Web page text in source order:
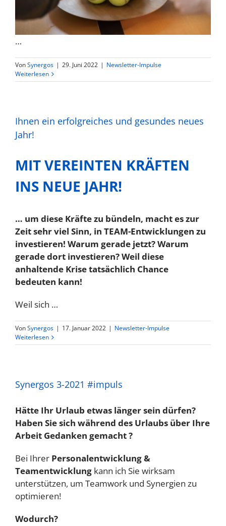
…
VonSynergos | 29. Juni 2022 | Newsletter-Impulse
Weiterlesen
Ihnen ein erfolgreiches und gesundes neues
Jahr!
MIT VEREINTEN KRÄFTEN
INS NEUE JAHR!
… um diese Kräfte zu bündeln, macht es zur
Zeit sehr viel Sinn, in TEAM-Entwicklungen zu
investieren! Warum gerade jetzt? Warum
gerade dort investieren? Weil diese
anhaltende Krise tatsächlich Chance
bedeuten kann!
Weil sich …
VonSynergos | 17. Januar 2022 | Newsletter-Impulse
Weiterlesen
Synergos 3-2021 #impuls
Hätte Ihr Urlaub etwas länger sein dürfen?
Haben Sie sich während des Urlaubs über Ihre
Arbeit Gedanken gemacht ?
Bei Ihrer Personalentwicklung &
Teamentwicklung kann ich Sie wirksam
unterstützen, um Teamwork und Synergien zu
optimieren!
Wodurch?